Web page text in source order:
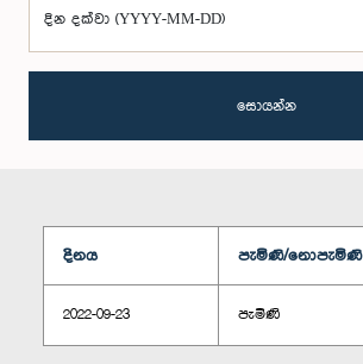
දින දක්වා (YYYY-MM-DD)
සොයන්න
දිනය පැමිණි/නොපැමිණි
2022-09-23 පැමිණි